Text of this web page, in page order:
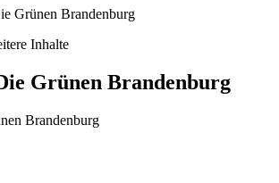
Grünen Brandenburg
Inhalte
Grünen Brandenburg
Brandenburg